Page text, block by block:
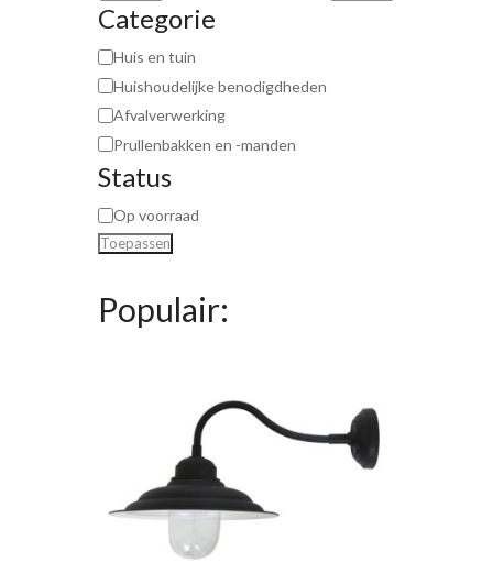
Categorie
Huis en tuin
Huishoudelijke benodigdheden
Afvalverwerking
Prullenbakken en -manden
Status
Op voorraad
Toepassen
Populair: